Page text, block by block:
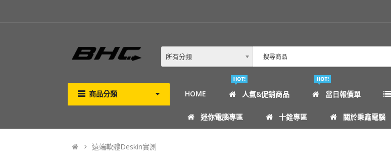
所有分類
商品分類 HOME 人氣&促銷商品 當日報價單
迷你電腦專區 十銓專區 關於秉鑫電腦
遠端軟體Deskin實測